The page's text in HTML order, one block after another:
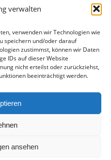
verwalten
verwenden wir Technologien wie
speichern und/oder darauf
zustimmst, können wir Daten
IDs auf dieser Website
nicht erteilst oder zurückziehst,
beeinträchtigt werden.
ansehen
Rückansicht, Entwurf vom Januar
Worms)